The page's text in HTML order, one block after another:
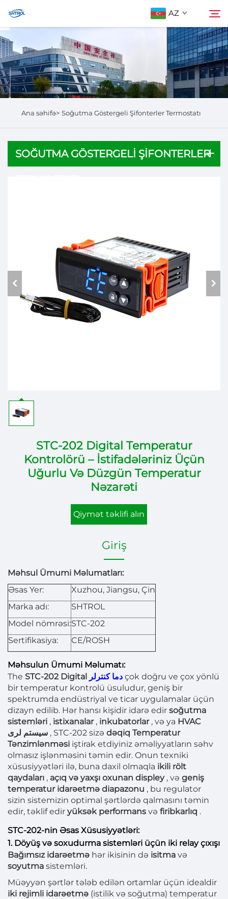
AZ
Biz Haqqımızda
Məhsullar
Axtarış
Ana səhifə> Soğutma Göstergeli Şifonterler Termostatı
SOĞUTMA GÖSTERGELI ŞIFONTERLER
STC-202 Digital Temperatur
Kontrolörü – İstifadələriniz Üçün
Uğurlu Və Düzgün Temperatur
Nəzarəti
Qiymət təklifi alın
Giriş
Məhsul Ümumi Məlumatları:
Əsas Yer:
Xuzhou, Jiangsu, Çin
Marka adı:
SHTROL
Model nömrəsi:STC-202
Sertifikasiya:
CE/ROSH
Məhsulun Ümumi Məlumatı:
The STC-202 Digital
çok doğru ve çox yönlü
bir temperatur kontrolü üsuludur, geniş bir
spektrumda endüstriyal ve ticar uygulamalar üçün
dizayn edilib. Hər hansı kişidir idarə edir soğutma
sistemləri , i̇stixanalar , inkubatorlar , və ya HVAC
, STC-202 sizə dəqiq Temperatur
Tənzimlənməsi iştirak etdiyiniz əməliyyatların səhv
olmasız işlənməsini təmin edir. Onun texniki
xüsusiyyətləri ilə, buna daxil olmaqla ikili rölt
qaydaları , açıq və yaxşı oxunan displey , və geniş
temperatur idarəetmə diapazonu , bu regulator
sizin sistemizin optimal şərtlərdə qalmasını təmin
edir, təklif edir yüksək performans və firibkarlıq .
STC-202-nin Əsas Xüsusiyyətləri:
1. Döyüş və soxudurma sistemləri üçün iki relay çıxışı
Bağımsız idarəetmə hər ikisinin də isitma və
soyutma sistemləri.
Müəyyən şərtlər tələb edilən ortamlar üçün idealdir
iki rejimli idarəetmə (istilik və soğutma) temperatur